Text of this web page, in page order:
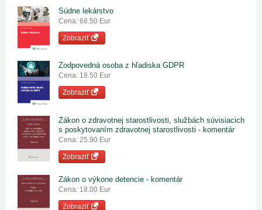
Súdne lekárstvo
Cena: 68.50 Eur
Zobraziť
Zodpovedná osoba z hľadiska GDPR
Cena: 18.50 Eur
Zobraziť
Zákon o zdravotnej starostlivosti, službách súvisiacich
s poskytovaním zdravotnej starostlivosti - komentár
Cena: 25.90 Eur
Zobraziť
Zákon o výkone detencie - komentár
Cena: 18.00 Eur
Zobraziť